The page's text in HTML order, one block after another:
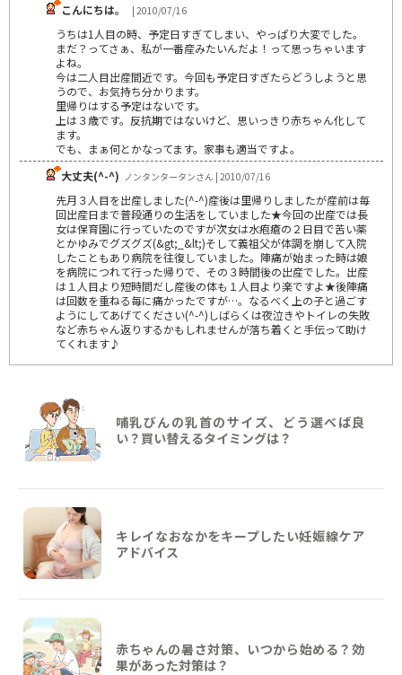
こんにちは。
| 2010/07/16
うちは1人目の時、予定日すぎてしまい、やっぱり大変でした。
まだ？ってさぁ、私が一番産みたいんだよ！って思っちゃいます
よね。
今は二人目出産間近です。今回も予定日すぎたらどうしようと思
うので、お気持ち分かります。
里帰りはする予定はないです。
上は３歳です。反抗期ではないけど、思いっきり赤ちゃん化して
ます。
でも、まぁ何とかなってます。家事も適当ですよ。
大丈夫(^-^) ノンタンタータンさん | 2010/07/16
先月３人目を出産しました(^-^)産後は里帰りしましたが産前は毎
回出産日まで普段通りの生活をしていました★今回の出産では長
女は保育園に行っていたのですが次女は水疱瘡の２日目で苦い薬
とかゆみでグズグズ(&gt;_&lt;)そして義祖父が体調を崩して入院
したこともあり病院を往復していました。陣痛が始まった時は娘
を病院につれて行った帰りで、その３時間後の出産でした。出産
は１人目より短時間だし産後の体も１人目より楽ですよ★後陣痛
は回数を重ねる毎に痛かったですが…。なるべく上の子と過ごす
ようにしてあげてください(^-^)しばらくは夜泣きやトイレの失敗
など赤ちゃん返りするかもしれませんが落ち着くと手伝って助け
てくれます♪
哺乳びんの乳首のサイズ、どう選べば良
い？買い替えるタイミングは？
キレイなおなかをキープしたい妊娠線ケア
アドバイス
赤ちゃんの暑さ対策、いつから始める？効
果があった対策は？